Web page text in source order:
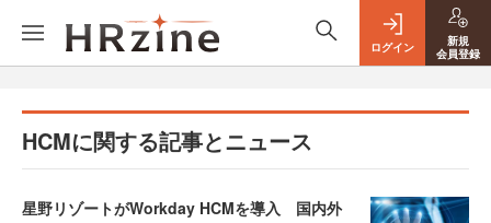
ログイン
新規
会員登録
HCMに関する記事とニュース
星野リゾートがWorkday HCMを導入 国内外